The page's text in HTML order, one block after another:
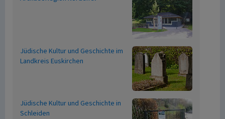
Jüdische Kultur und Geschichte im
Landkreis Euskirchen
Jüdische Kultur und Geschichte in
Schleiden